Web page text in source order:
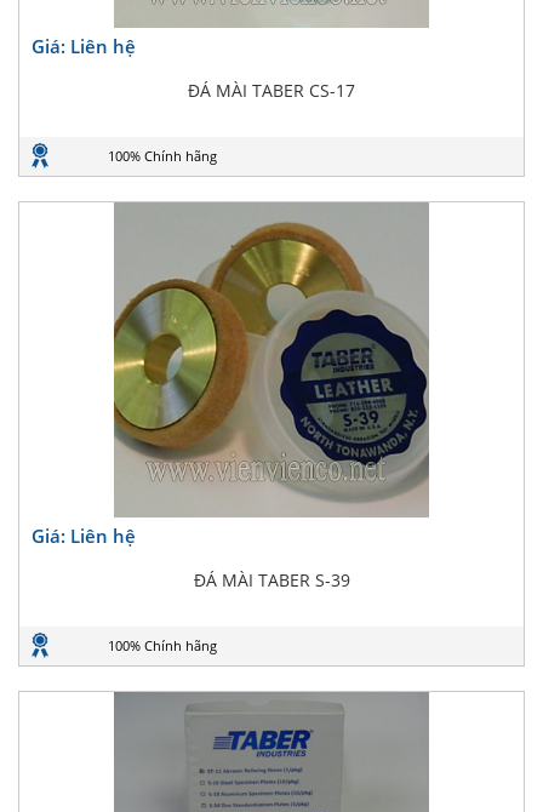
Giá: Liên hệ
ĐÁ MÀI TABER CS-17
100% Chính hãng
Giá: Liên hệ
ĐÁ MÀI TABER S-39
100% Chính hãng